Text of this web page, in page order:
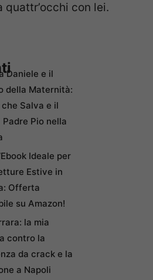
quattr’occhi con lei.
Daniele e il
della Maternità:
Salva e il
Padre Pio nella
Ideale per
Estive in
Offerta
su Amazon!
la mia
contro la
da crack e la
a Napoli